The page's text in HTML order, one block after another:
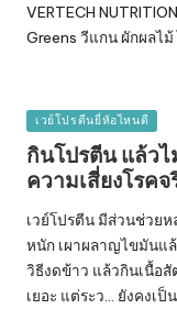
VERTECH
Greens วีแกน ผักผลไ
Posted
in
เวย์โปรตีนยี่ห้อไหนดี
กินโปรตีน แล้ว
ความเสี่ยงโรคจ
เวย์โปรตีน มีส่วนช่วย
หนัก เผาผลาญไขมันแ
วิธีงดข้าว แล้วกินเนื้อสั
เยอะ แต่ระว... ยังคงเ